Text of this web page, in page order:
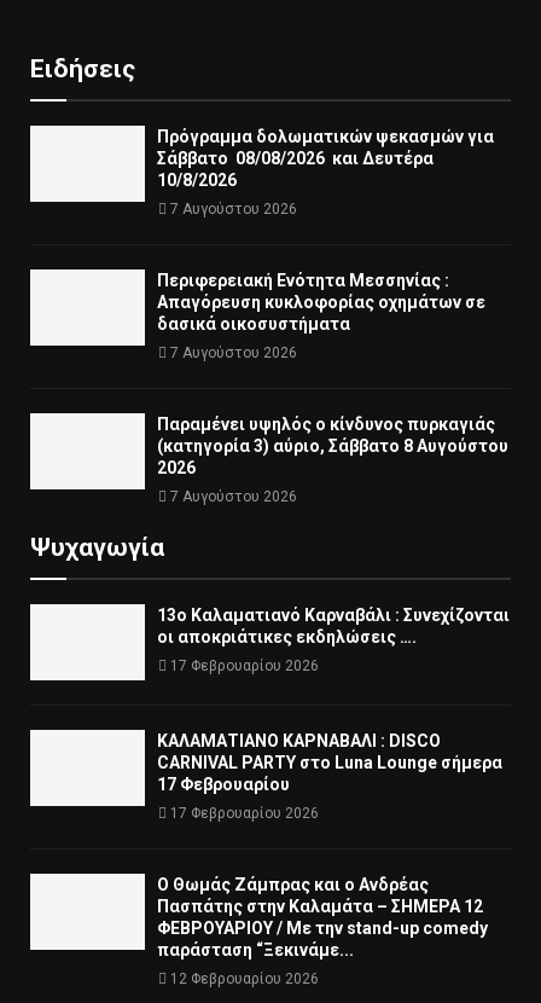
Ειδήσεις
Πρόγραμμα δολωματικών ψεκασμών για
Σάββατο 08/08/2026 και Δευτέρα
10/8/2026
7 Αυγούστου 2026
Περιφερειακή Ενότητα Μεσσηνίας :
Απαγόρευση κυκλοφορίας οχημάτων σε
δασικά οικοσυστήματα
7 Αυγούστου 2026
Παραμένει υψηλός ο κίνδυνος πυρκαγιάς
(κατηγορία 3) αύριο, Σάββατο 8 Αυγούστου
2026
7 Αυγούστου 2026
Ψυχαγωγία
13ο Καλαματιανό Καρναβάλι : Συνεχίζονται
οι αποκριάτικες εκδηλώσεις ….
17 Φεβρουαρίου 2026
ΚΑΛΑΜΑΤΙΑΝΟ ΚΑΡΝΑΒΑΛΙ : DISCO
CARNIVAL PARTY στο Luna Lounge σήμερα
17 Φεβρουαρίου
17 Φεβρουαρίου 2026
Ο Θωμάς Ζάμπρας και ο Ανδρέας
Πασπάτης στην Καλαμάτα – ΣΗΜΕΡΑ 12
ΦΕΒΡΟΥΑΡΙΟΥ / Με την stand-up comedy
παράσταση “Ξεκινάμε...
12 Φεβρουαρίου 2026